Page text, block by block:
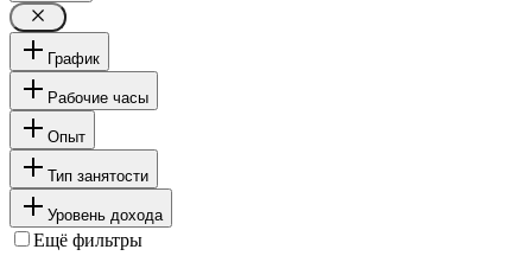
График
Рабочие часы
Опыт
Тип занятости
Уровень дохода
Ещё фильтры